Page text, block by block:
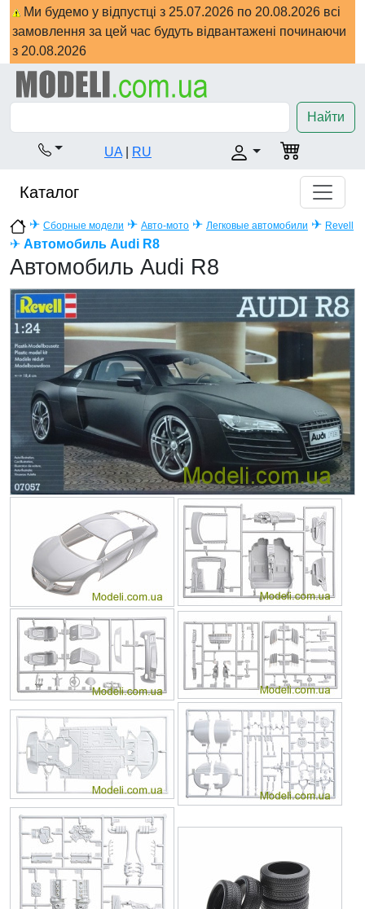
Ми будемо у відпустці з 25.07.2026 по 20.08.2026 всі
замовлення за цей час будуть відвантажені починаючи
з 20.08.2026
Найти
UA RU
Каталог
✈ Сборные модели ✈ Авто-мото ✈ Легковые автомобили ✈ Revell
✈ Автомобиль Audi R8
Автомобиль Audi R8